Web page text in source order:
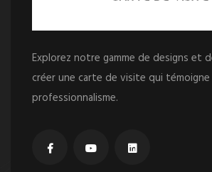
Explorez notre gamme de designs et
créer une carte de visite qui
professionnalisme.